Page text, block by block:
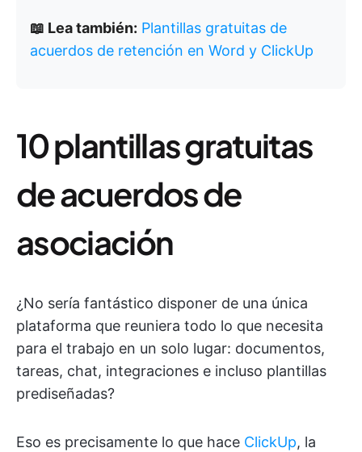
📖 Lea también: Plantillas gratuitas de
acuerdos de retención en Word y ClickUp
10 plantillas gratuitas
de acuerdos de
asociación
¿No sería fantástico disponer de una única
plataforma que reuniera todo lo que necesita
para el trabajo en un solo lugar: documentos,
tareas, chat, integraciones e incluso plantillas
prediseñadas?
Eso es precisamente lo que hace ClickUp, la